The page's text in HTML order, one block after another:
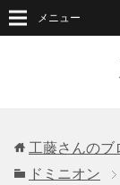
メニュー
工藤さんのブ
ドミニオン